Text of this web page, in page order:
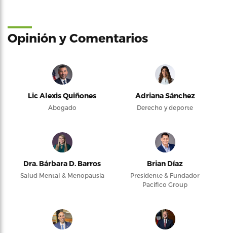
Opinión y Comentarios
Lic Alexis Quiñones
Abogado
Adriana Sánchez
Derecho y deporte
Dra. Bárbara D. Barros
Salud Mental & Menopausia
Brian Díaz
Presidente & Fundador
Pacifico Group